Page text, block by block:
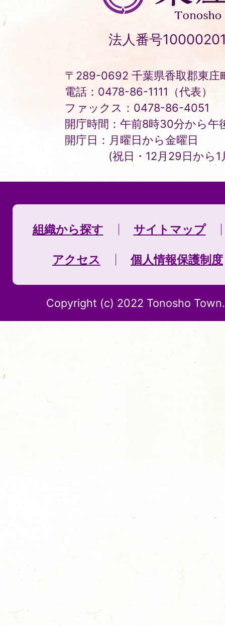
町
Tonosho
Town
法人番号
〒289-0692 千葉県香取郡東庄
電話：0478-86-1111（代表）
ファックス：0478-86-4051
開庁時間：午前8時30分から午
開庁日：月曜日から金曜日
(祝日・12月29日から
組織から探す サイトマップ
アクセス 個人情報保護制度
Copyright (c) 2022 Tonosho